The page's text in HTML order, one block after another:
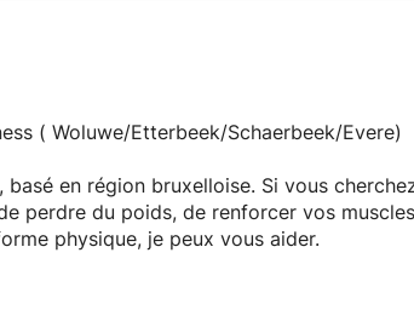
de remise en forme transformateur,
pouvons apporter des changements
( Woluwe/Etterbeek/Schaerbeek/Evere)
en région bruxelloise. Si vous
perdre du poids, de renforcer vos
physique, je peux vous aider.